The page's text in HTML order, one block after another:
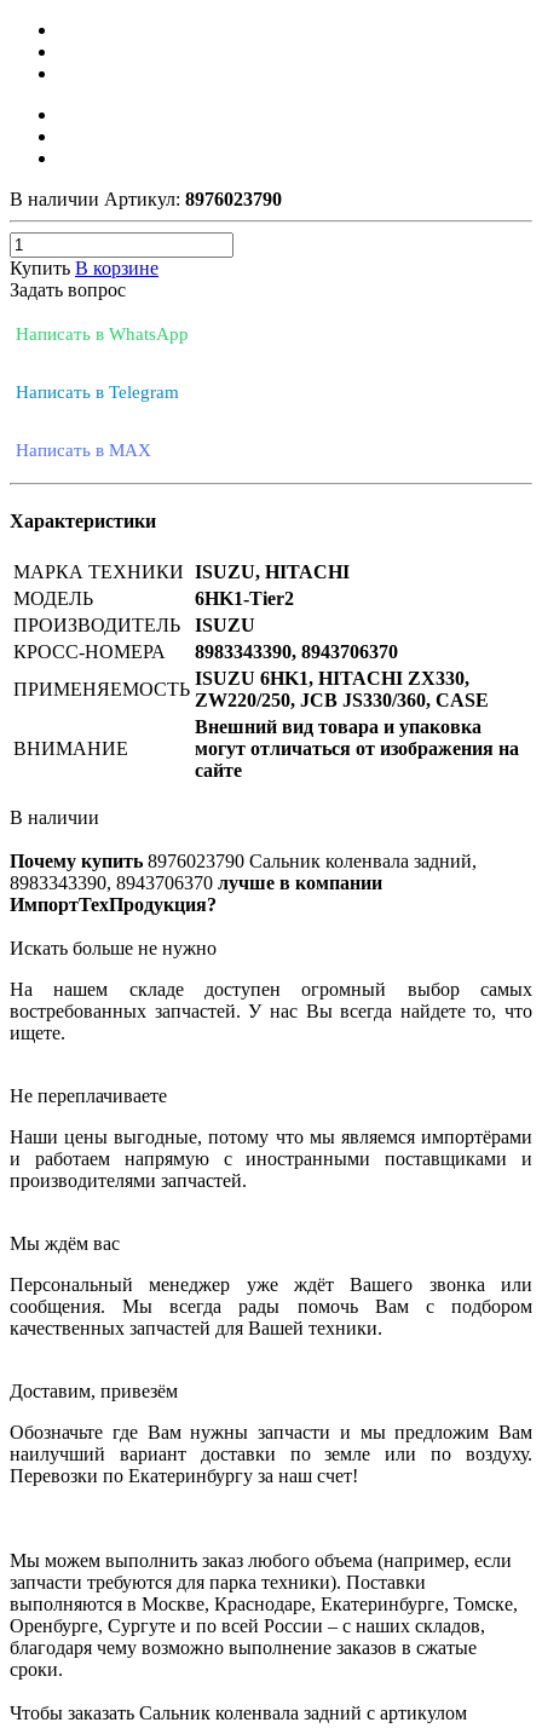
В наличии Артикул: 8976023790
Купить В корзине
Задать вопрос
Написать в WhatsApp
Написать в Telegram
Написать в MAX
Характеристики
МАРКА ТЕХНИКИ ISUZU, HITACHI
МОДЕЛЬ
6HK1-Tier2
ПРОИЗВОДИТЕЛЬ
ISUZU
КРОСС-НОМЕРА
8983343390, 8943706370
ПРИМЕНЯЕМОСТЬ
ISUZU 6HK1, HITACHI ZX330,
ZW220/250, JCB JS330/360, CASE
ВНИМАНИЕ
Внешний вид товара и упаковка
могут отличаться от изображения на
сайте
В наличии
Почему купить 8976023790 Сальник коленвала задний,
8983343390, 8943706370 лучше в компании
ИмпортТехПродукция?
Искать больше не нужно
На нашем складе доступен огромный выбор самых
востребованных запчастей. У нас Вы всегда найдете то, что
ищете.
Не переплачиваете
Наши цены выгодные, потому что мы являемся импортёрами
и работаем напрямую с иностранными поставщиками и
производителями запчастей.
Мы ждём вас
Персональный менеджер уже ждёт Вашего звонка или
сообщения. Мы всегда рады помочь Вам с подбором
качественных запчастей для Вашей техники.
Доставим, привезём
Обозначьте где Вам нужны запчасти и мы предложим Вам
наилучший вариант доставки по земле или по воздуху.
Перевозки по Екатеринбургу за наш счет!
Мы можем выполнить заказ любого объема (например, если
запчасти требуются для парка техники). Поставки
выполняются в Москве, Краснодаре, Екатеринбурге, Томске,
Оренбурге, Сургуте и по всей России – с наших складов,
благодаря чему возможно выполнение заказов в сжатые
сроки.
Чтобы заказать Сальник коленвала задний с артикулом